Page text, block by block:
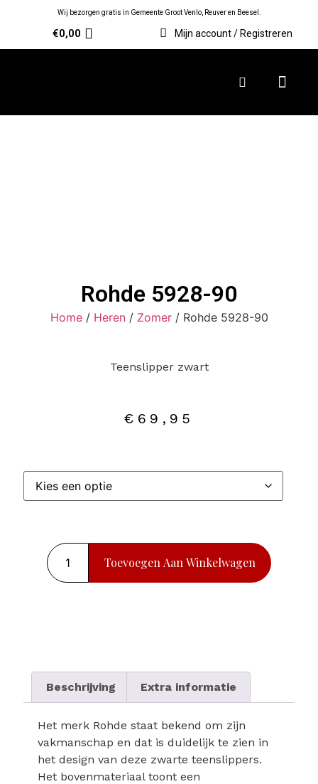
Wij bezorgen gratis in Gemeente Groot Venlo, Reuver en Beesel.
€0,00 Mijn account / Registreren
Rohde 5928-90
Home/ Heren/ Zomer/ Rohde 5928-90
Teenslipper zwart
€ 69,95
Toevoegen Aan Winkelwagen
Beschrijving Extra informatie
Het merk Rohde staat bekend om zijn
vakmanschap en dat is duidelijk te zien in
het design van deze zwarte teenslippers.
Het bovenmateriaal toont een